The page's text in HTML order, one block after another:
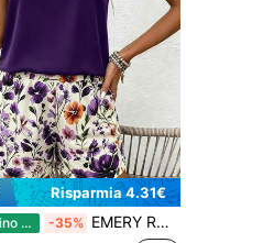
Risparmia 4.31€
Magazzino EU -35% EMERY ROSE Set da 2 pezzi da donna casual minimalista a righe con scollo a V e senza maniche